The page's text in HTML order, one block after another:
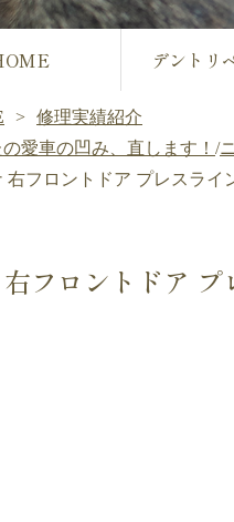
デントリ
修理実績紹介
愛車の凹み、直します！ /
右フロントドア プレスライ
フロントドア